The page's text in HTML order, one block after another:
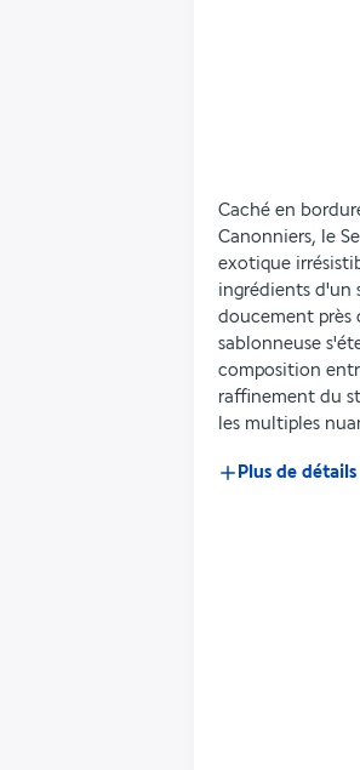
Caché en
Canonniers, le
exotique
ingrédients d'un
doucement près
sablonneuse
composition
raffinement du
les multiples
Plus de détails